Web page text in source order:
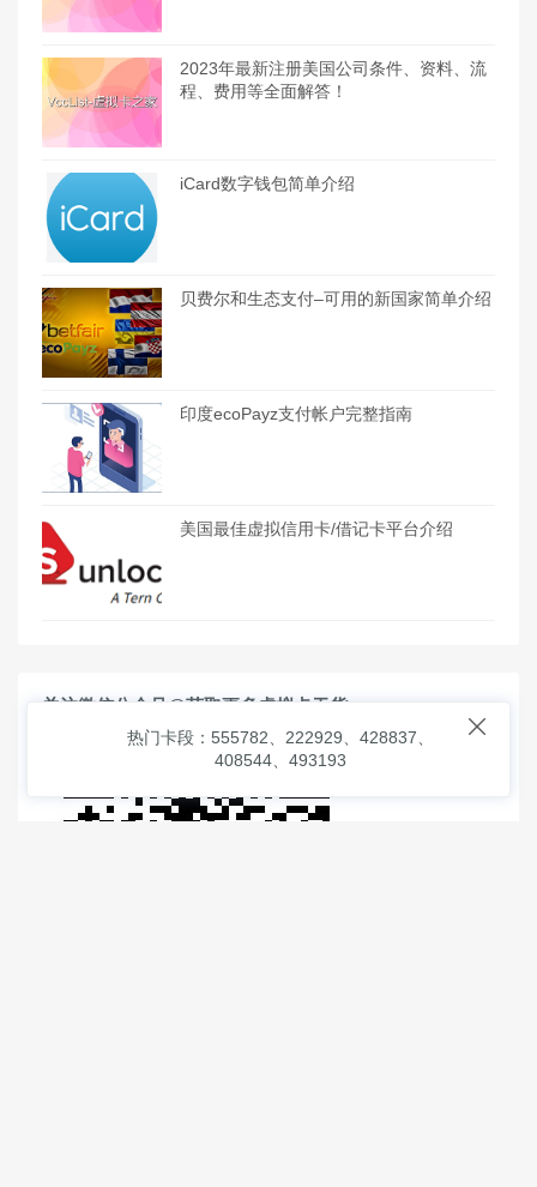
2023年最新注册美国公司条件、资料、流
程、费用等全面解答！
iCard数字钱包简单介绍
贝费尔和生态支付–可用的新国家简单介绍
印度ecoPayz支付帐户完整指南
美国最佳虚拟信用卡/借记卡平台介绍
关注微信公众号@获取更多虚拟卡干货

热门卡段：555782、222929、428837、
408544、493193